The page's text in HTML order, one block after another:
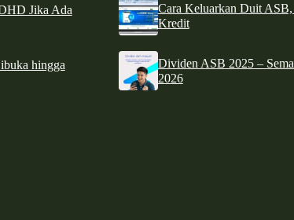
Jika Ada
hingga
Cara Keluarkan Duit
Kredit
Dividen ASB 2025 –
2026